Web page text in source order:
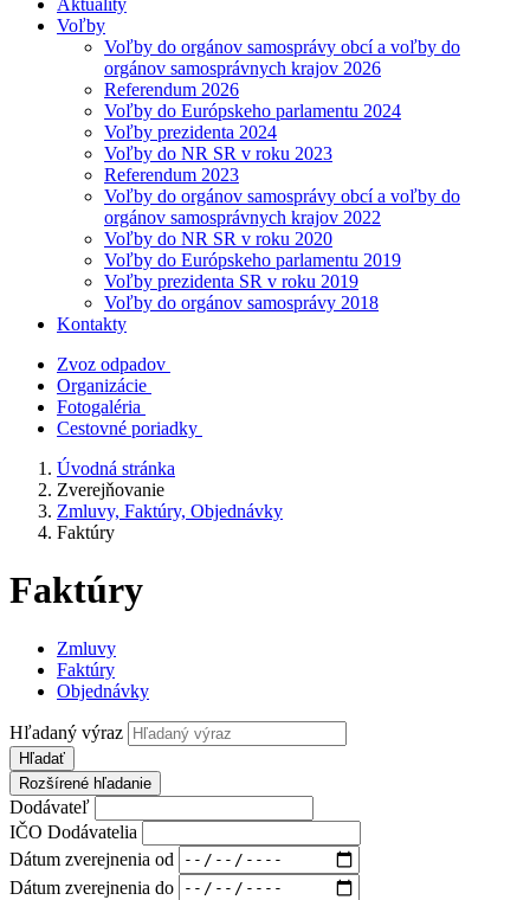
Aktuality
Voľby
Voľby do orgánov samosprávy obcí a voľby do
orgánov samosprávnych krajov 2026
Referendum 2026
Voľby do Európskeho parlamentu 2024
Voľby prezidenta 2024
Voľby do NR SR v roku 2023
Referendum 2023
Voľby do orgánov samosprávy obcí a voľby do
orgánov samosprávnych krajov 2022
Voľby do NR SR v roku 2020
Voľby do Európskeho parlamentu 2019
Voľby prezidenta SR v roku 2019
Voľby do orgánov samosprávy 2018
Kontakty
Zvoz odpadov
Organizácie
Fotogaléria
Cestovné poriadky
Úvodná stránka
Zverejňovanie
Zmluvy, Faktúry, Objednávky
Faktúry
Faktúry
Zmluvy
Faktúry
Objednávky
Hľadaný výraz
Hľadať
Rozšírené hľadanie
Dodávateľ
IČO Dodávatelia
Dátum zverejnenia od
Dátum zverejnenia do